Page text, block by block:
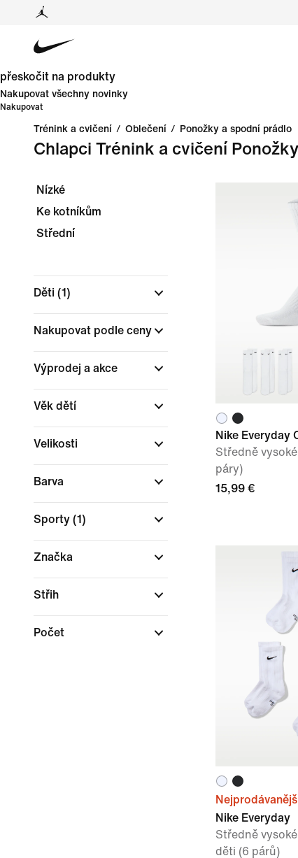
přeskočit na produkty
Nakupovat všechny novinky
Nakupovat
Trénink a cvičení / Oblečení / Ponožky a spodní prádlo
Chlapci Trénink a cvičení
Nízké
Ke kotníkům
Střední
Děti (1)
Nakupovat podle ceny
Výprodej a akce
Věk dětí
Velikosti
Barva
Sporty (1)
Značka
Střih
Počet
Nike Everyday
Středně
páry)
15,99 €
Nike Everyday
Středně
děti (6 párů)